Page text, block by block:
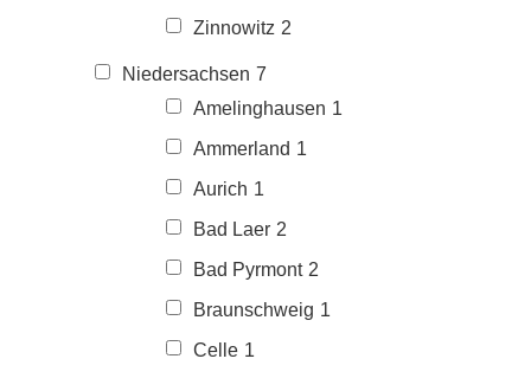
Zinnowitz 2
Niedersachsen 7
Amelinghausen 1
Ammerland 1
Aurich 1
Bad Laer 2
Bad Pyrmont 2
Braunschweig 1
Celle 1